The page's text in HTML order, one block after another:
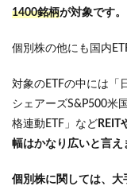
1400銘柄が対象です。
個別株の他にも国内
対象のETFの中には「
シェアーズS&P500米
格連動ETF」など REIT
幅はかなり広いと言え
個別株に関しては、大